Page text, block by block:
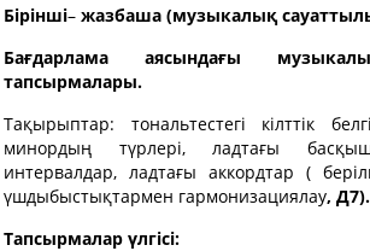
Бірінші– жазбаша (музыкалық
Бағдарлама аясындағы
тапсырмалары.
Тақырыптар: тональтестегі кілттік
минордың түрлері, ладтағы
интервалдар, ладтағы аккордтар (
үшдыбыстықтармен гармонизациялау, Д7).
Тапсырмалар үлгісі: